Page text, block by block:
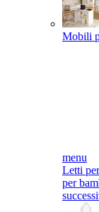
Mobili
menu
Letti
per